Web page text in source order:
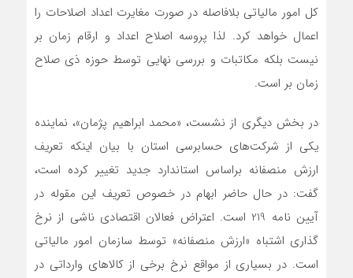
کل امور مالیاتی بلافاصله در صورت مغایرت اعداد اصلاحات را
اعمال خواهد کرد. لذا پروسه اصلاح اعداد و ارقام زمان بر
نیست بلکه مکاتبات و بررسی نهایی توسط حوزه ذی صلاح
زمان بر است.
در بخش دیگری از نشست، «محمد ابراهیم پژمان»، نماینده
یکی از شرکت‌های حسابرسی استان با بیان اینکه تعریف
ارزش منصفانه براساس استاندارد جدید تغییر کرده است،
گفت: در حال حاضر ابهام در خصوص تعریف این مقوله در
آیین نامه 219 است. اعتراض فعالان اقتصادی ناشی از نرخ
گذاری اشتباه «ارزش منصفانه» توسط سازمان امور مالیاتی
است. در بسیاری از مواقع نرخ برخی از کالاهای وارداتی در